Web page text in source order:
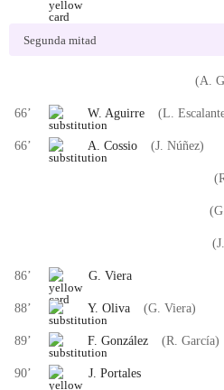
Segunda mitad
(A.
66’ W. Aguirre (L.
66’ A. Cossio (J. Núñez)
86’ G. Viera
88’ Y. Oliva (G. Viera)
89’ F. González (R. García)
90’ J. Portales